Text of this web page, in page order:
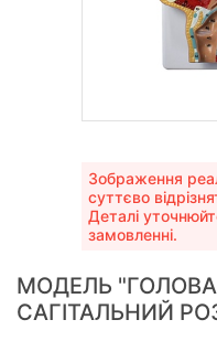
Зображення
суттєво
Деталі
замовленні.
МОДЕЛЬ
САГІТАЛЬНИЙ